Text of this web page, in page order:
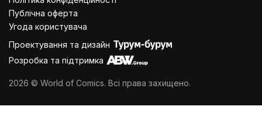
Публiчна оферта
Угода користувача
Проектування та дизайн
Розробка та підтримка
2026 © World of Comics. Всі права захищено.